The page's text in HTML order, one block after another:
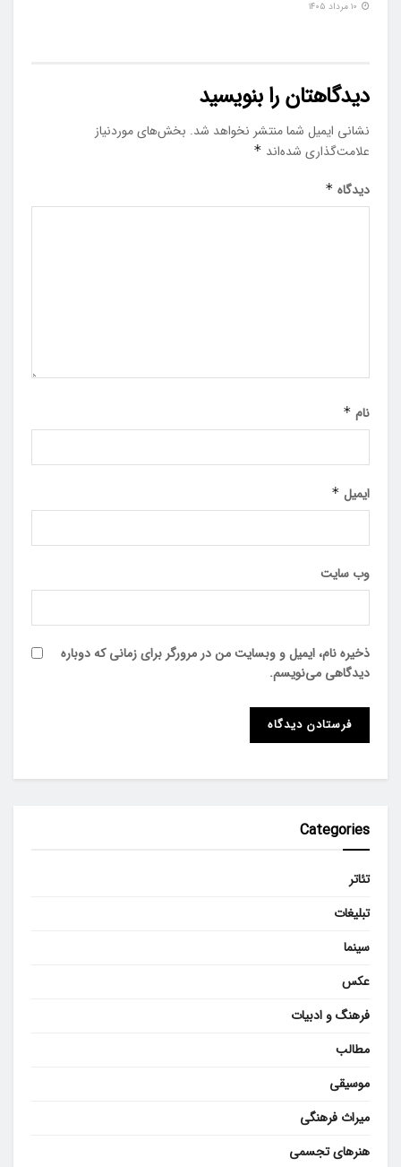
دیدگاهتان را بنویسید
نشانی ایمیل شما منتشر نخواهد شد. بخش‌های موردنیاز
علامت‌گذاری شده‌اند *
دیدگاه *
نام *
ایمیل *
وب‌ سایت
ذخیره نام، ایمیل و وبسایت من در مرورگر برای زمانی که دوباره
دیدگاهی می‌نویسم.
Categories
تئاتر
تبلیغات
سینما
عکس
فرهنگ و ادبیات
مطالب
موسیقی
میراث فرهنگی
هنرهای تجسمی